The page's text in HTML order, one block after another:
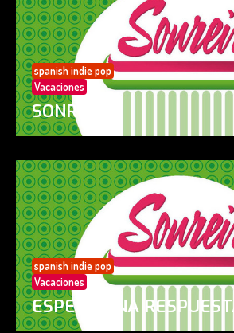
spanish indie pop
Vacaciones
SONREÍR
spanish indie pop
Vacaciones
ESPERO UNA RESPUESTA